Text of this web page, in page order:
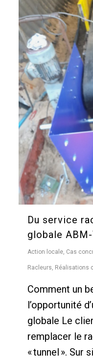
Du service
globale
Action locale, Cas
Racleurs, Réalisations
Comment un
l’opportunité
globale Le
remplacer le
« tunnel ». Sur